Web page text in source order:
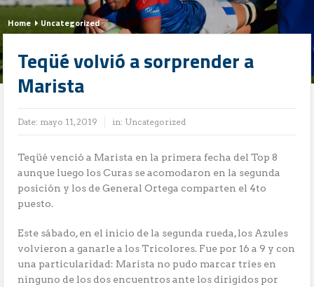
Home Uncategorized
Teqüé volvió a sorprender a
Marista
Date: mayo 11, 2019 in: Uncategorized
Teqüé venció a Marista en la primera fecha del Top 8
aunque luego los Curas se acomodaron en la segunda
posición y los de General Ortega comparten el 4to
puesto.
Este sábado, en el inicio de la segunda rueda, los Azules
volvieron a ganarle a los Tricolores. Fue por 16 a 9 y con
una particularidad: Marista no pudo marcar tries en
ninguno de los dos encuentros ante los dirigidos por